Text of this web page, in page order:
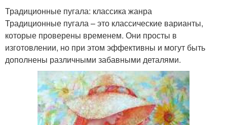
Традиционные пугала: классика жанра
Традиционные пугала – это классические варианты,
которые проверены временем. Они просты в
изготовлении, но при этом эффективны и могут быть
дополнены различными забавными деталями.